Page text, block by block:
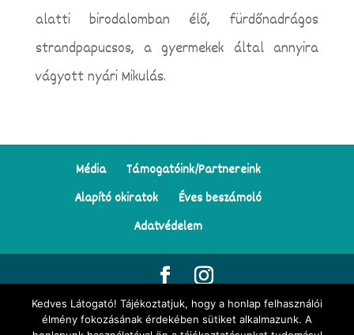
alatti birodalomban élő, fürdőnadrágos
strandpapucsos, a gyermekek által annyira
vágyott nyári Mikulás.
Média
Támogatóink/Partnereink
Alapító okiratok
Éves beszámoló
Adatvédelem
© Minden jog fenntartva | Tekergő Meseösvény Egyesület | Az
Kedves Látogató! Tájékoztatjuk, hogy a honlap felhasználói
élmény fokozásának érdekében sütiket alkalmazunk. A